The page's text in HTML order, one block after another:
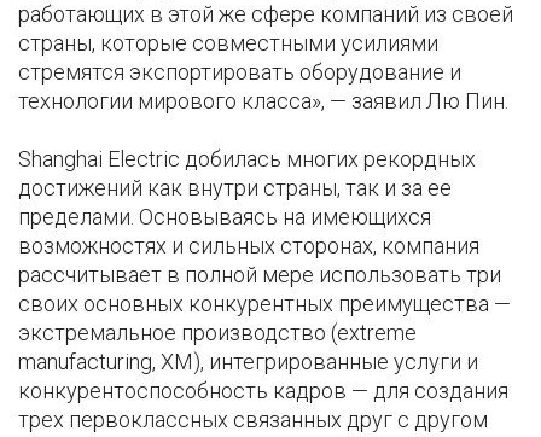
работающих в этой же сфере компаний из своей
страны, которые совместными усилиями
стремятся экспортировать оборудование и
технологии мирового класса», — заявил Лю Пин.
Shanghai Electric добилась многих рекордных
достижений как внутри страны, так и за ее
пределами. Основываясь на имеющихся
возможностях и сильных сторонах, компания
рассчитывает в полной мере использовать три
своих основных конкурентных преимущества —
экстремальное производство (extreme
manufacturing, XM), интегрированные услуги и
конкурентоспособность кадров — для создания
трех первоклассных связанных друг с другом